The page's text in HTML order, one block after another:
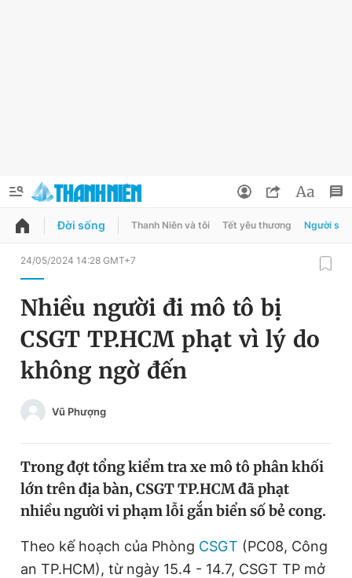
QUẢNG CÁO ĐẶT BÁO
Chuyên mục
Chuyên mục khác
Chào ngày mới
Tin thị trường
Video Magazine
Sản phẩm khác
Đổi mật khẩu
Tin đã lưu
Tin đã xem
Đời sống Thanh Niên và tôi Tết yêu thương Người
24/05/2024 14:28 GMT+7
Nhiều người đi mô tô bị
CSGT TP.HCM phạt vì lý do
không ngờ đến
Vũ Phượng
Trong đợt tổng kiểm tra xe mô tô phân khối
lớn trên địa bàn, CSGT TP.HCM đã phạt
nhiều người vi phạm lỗi gắn biển số bẻ cong.
Theo kế hoạch của Phòng CSGT (PC08, Công
an TP.HCM), từ ngày 15.4 - 14.7, CSGT TP mở